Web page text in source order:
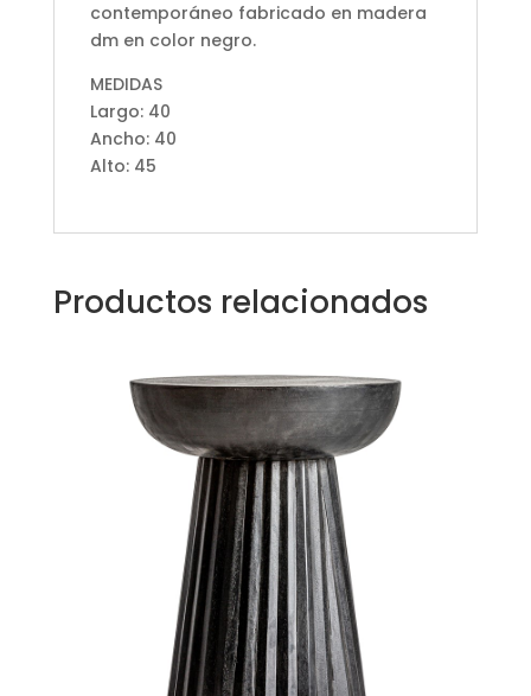
contemporáneo fabricado en madera
dm en color negro.
MEDIDAS
Largo: 40
Ancho: 40
Alto: 45
Productos relacionados